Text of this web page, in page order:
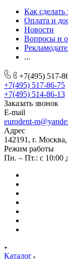
Как сделать
Оплата и
Новости
Вопросы и
...
+7(495) 517-
+7(495) 517-86-75
+7(495) 514-86-13
Заказать звонок
E-mail
eurodent-
Адрес
142191, г.
Режим работы
Пн. – Пт.: с 10:00
Каталог